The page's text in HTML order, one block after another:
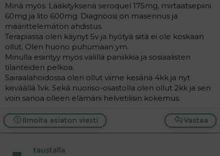
Minä myös. Lääkityksenä seroquel 175mg, mirtaatsepiini
60mg ja lito 600mg. Diagnoosi on masennus ja
määrittelemätön ahdistus.
Terapiassa olen käynyt 5v ja hyötyä siitä ei ole koskaan
ollut. Olen huono puhumaan ym.
Minulla esiintyy myös välillä paniikkia ja sosiaalisten
tilanteiden pelkoa.
Sairaalahoidossa olen ollut viime kesänä 4kk ja nyt
keväällä 1vk. Sekä nuoriso-osastolla olen ollut 2kk ja sen
voin sanoa olleen elämäni helvetilisin kokemus.
Vastaa
Ilmoita asiaton viesti
taustalla